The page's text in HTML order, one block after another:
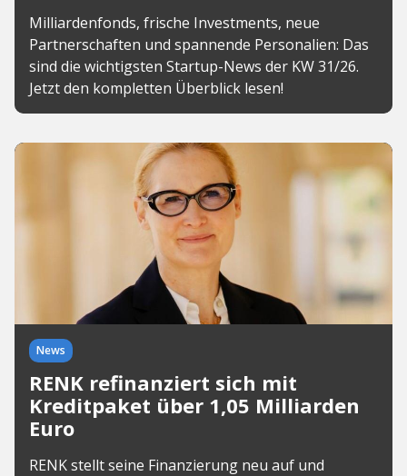
Milliardenfonds, frische Investments, neue
Partnerschaften und spannende Personalien: Das
sind die wichtigsten Startup-News der KW 31/26.
Jetzt den kompletten Überblick lesen!
News
RENK refinanziert sich mit
Kreditpaket über 1,05 Milliarden
Euro
RENK stellt seine Finanzierung neu auf und